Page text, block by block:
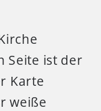
Seite ist der
Karte
weiße